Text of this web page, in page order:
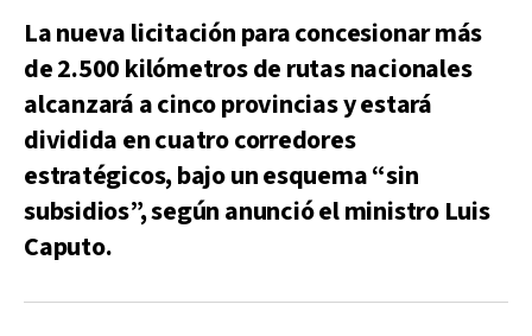
La nueva licitación para concesionar más
de 2.500 kilómetros de rutas nacionales
alcanzará a cinco provincias y estará
dividida en cuatro corredores
estratégicos, bajo un esquema “sin
subsidios”, según anunció el ministro Luis
Caputo.